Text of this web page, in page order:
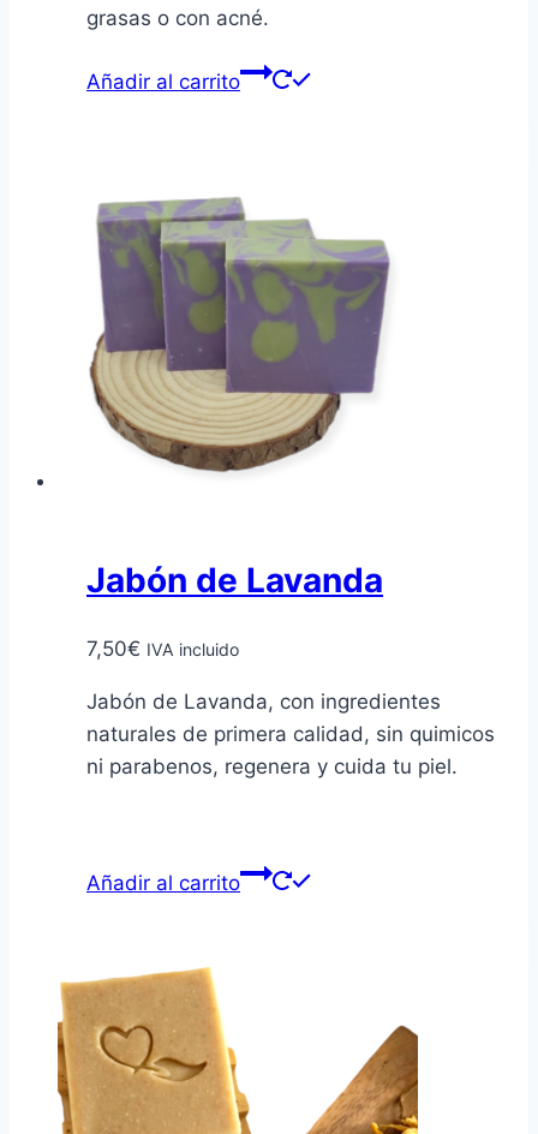
grasas o con acné.
Añadir al carrito
Jabón de Lavanda
7,50€ IVA incluido
Jabón de Lavanda, con ingredientes
naturales de primera calidad, sin quimicos
ni parabenos, regenera y cuida tu piel.
Añadir al carrito